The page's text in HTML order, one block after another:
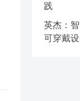
践
英杰：
可穿戴